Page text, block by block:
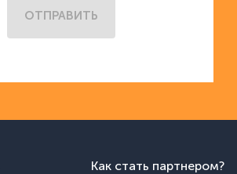
ОТПРАВИТЬ
Как стать партнером?